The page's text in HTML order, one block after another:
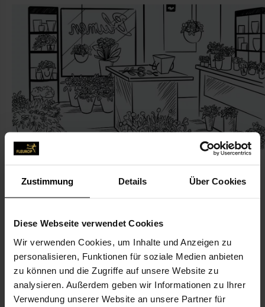
Zustimmung Details Über Cookies
Diese Webseite verwendet Cookies
Wir verwenden Cookies, um Inhalte und Anzeigen zu
personalisieren, Funktionen für soziale Medien anbieten
zu können und die Zugriffe auf unsere Website zu
analysieren. Außerdem geben wir Informationen zu Ihrer
Verwendung unserer Website an unsere Partner für
KONTAKT
Floristik u. mehr
Krause, Erika
Pferdemarkt 5
99994 Nottertal-Heilinger Höhen